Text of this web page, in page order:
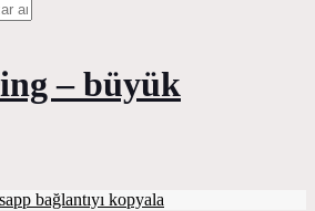
– büyük
bağlantıyı kopyala